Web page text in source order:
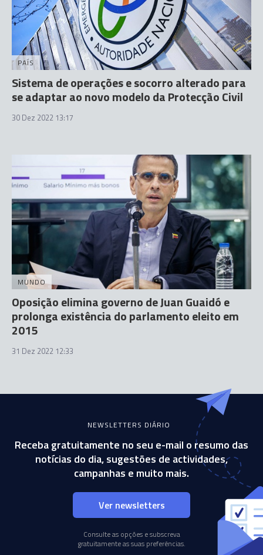
PAÍS
Sistema de operações e socorro alterado para
se adaptar ao novo modelo da Protecção Civil
30 Dez 2022 13:17
MUNDO
Oposição elimina governo de Juan Guaidó e
prolonga existência do parlamento eleito em
2015
31 Dez 2022 12:33
NEWSLETTERS DIÁRIO
Receba gratuitamente no seu e-mail o resumo das
notícias do dia, sugestões de actividades,
campanhas e muito mais.
Ver newsletters
Consulte as opções e subscreva
gratuitamente as suas preferências.